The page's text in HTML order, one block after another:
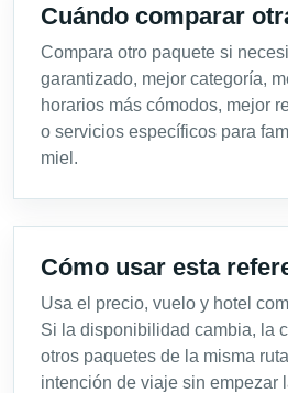
Cuándo comparar
Compara otro paquete si
garantizado, mejor categoría,
horarios más cómodos, mejor
o servicios específicos para
miel.
Cómo usar esta
Usa el precio, vuelo y hotel
Si la disponibilidad cambia, la
otros paquetes de la misma
intención de viaje sin empezar